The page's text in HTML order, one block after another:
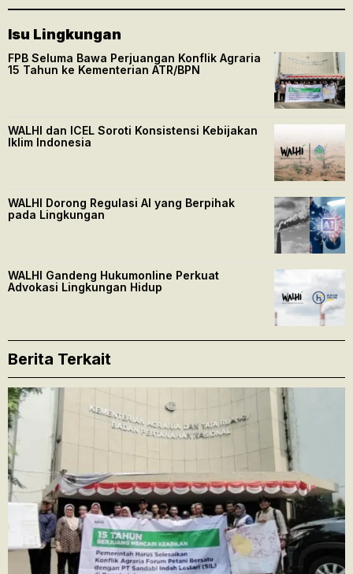
Isu Lingkungan
FPB Seluma Bawa Perjuangan Konflik Agraria
15 Tahun ke Kementerian ATR/BPN
WALHI dan ICEL Soroti Konsistensi Kebijakan
Iklim Indonesia
WALHI Dorong Regulasi AI yang Berpihak
pada Lingkungan
WALHI Gandeng Hukumonline Perkuat
Advokasi Lingkungan Hidup
Berita Terkait